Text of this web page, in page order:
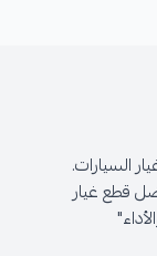
السيارات.
قطع غيار